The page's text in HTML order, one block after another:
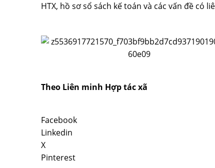
HTX, hồ sơ sổ sách kế toán và các vấn đề có
Theo Liên minh Hợp tác xã
Facebook
Linkedin
X
Pinterest